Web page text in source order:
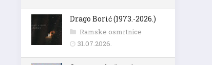
Drago Borić (1973.-2026.)
Ramske osmrtnice
31.07.2026.